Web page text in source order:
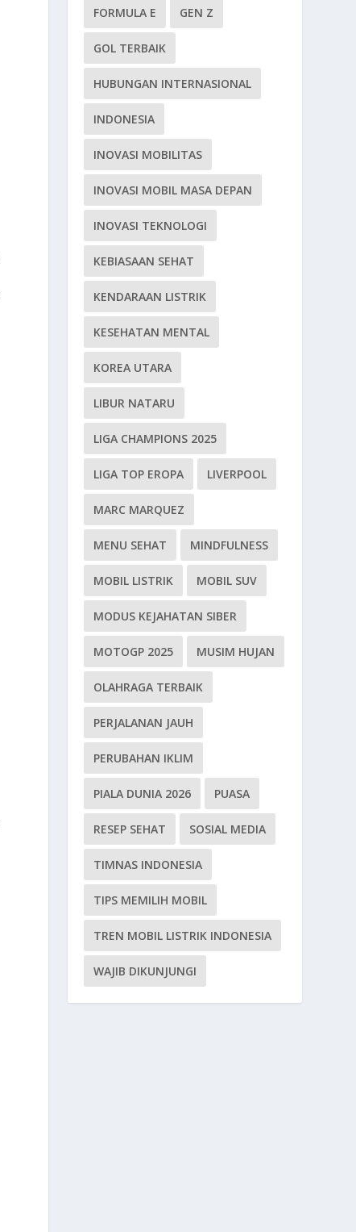
FORMULA E GEN Z
GOL TERBAIK
HUBUNGAN INTERNASIONAL
INDONESIA
INOVASI MOBILITAS
INOVASI MOBIL MASA DEPAN
INOVASI TEKNOLOGI
KEBIASAAN SEHAT
KENDARAAN LISTRIK
KESEHATAN MENTAL
KOREA UTARA
LIBUR NATARU
LIGA CHAMPIONS 2025
LIGA TOP EROPA LIVERPOOL
MARC MARQUEZ
MENU SEHAT MINDFULNESS
MOBIL LISTRIK MOBIL SUV
MODUS KEJAHATAN SIBER
MOTOGP 2025 MUSIM HUJAN
OLAHRAGA TERBAIK
PERJALANAN JAUH
PERUBAHAN IKLIM
PIALA DUNIA 2026 PUASA
RESEP SEHAT SOSIAL MEDIA
TIMNAS INDONESIA
TIPS MEMILIH MOBIL
TREN MOBIL LISTRIK INDONESIA
WAJIB DIKUNJUNGI